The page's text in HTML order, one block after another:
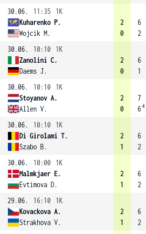
30.06.
11:35
1K
Kuharenko P.
Wojcik M.
2
0
6
2
30.06.
10:10
1K
Zanolini C.
Daems J.
2
0
6
1
30.06.
10:10
1K
Stoyanov A.
Allen V.
2
0
7
64
30.06.
10:10
1K
Di Girolami T.
Szabo B.
2
1
6
2
30.06.
10:00
1K
Malmkjaer E.
Evtimova D.
2
1
6
2
29.06.
16:10
1K
Kovackova A.
Strakhova V.
2
1
6
2